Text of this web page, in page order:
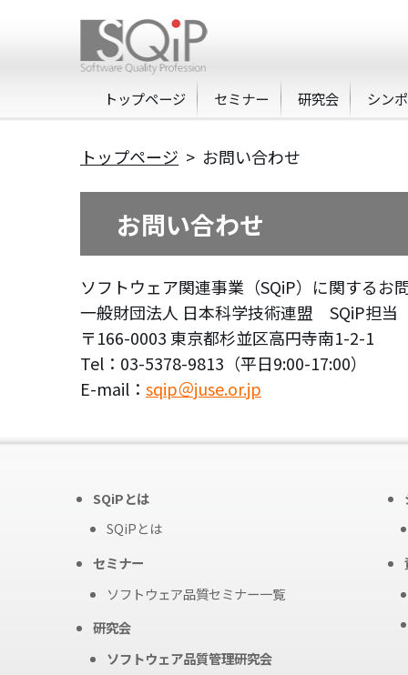
トップページ セミナー 研究会 シン
トップページ > お問い合わせ
お問い合わせ
ソフトウェア関連事業（SQiP）に関するお
一般財団法人 日本科学技術連盟 SQiP担当
〒166-0003 東京都杉並区高円寺南1-2-1
Tel：03-5378-9813（平日9:00-17:00）
E-mail： sqip＠juse.or.jp
SQiPとは
SQiPとは
セミナー
ソフトウェア品質セミナー一覧
研究会
ソフトウェア品質管理研究会